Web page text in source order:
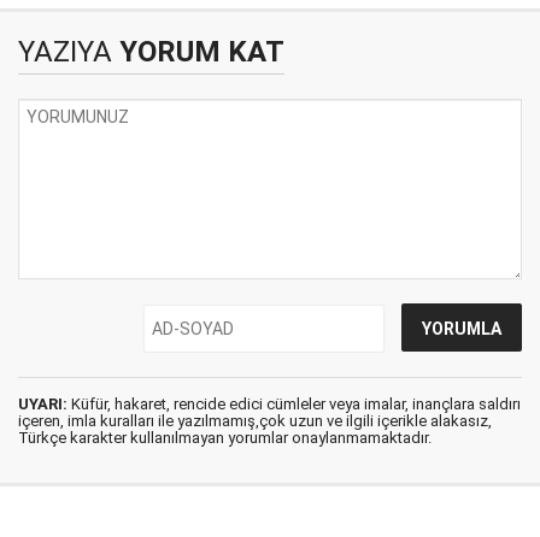
YAZIYA YORUM KAT
UYARI: Küfür, hakaret, rencide edici cümleler veya imalar, inançlara saldırı
içeren, imla kuralları ile yazılmamış,çok uzun ve ilgili içerikle alakasız,
Türkçe karakter kullanılmayan yorumlar onaylanmamaktadır.